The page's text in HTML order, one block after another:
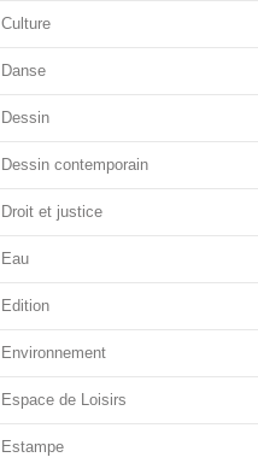
Culture
Danse
Dessin
Dessin contemporain
Droit et justice
Eau
Edition
Environnement
Espace de Loisirs
Estampe